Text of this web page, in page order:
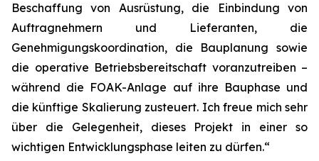
Beschaffung von Ausrüstung, die Einbindung von
Auftragnehmern und Lieferanten, die
Genehmigungskoordination, die Bauplanung sowie
die operative Betriebsbereitschaft voranzutreiben –
während die FOAK-Anlage auf ihre Bauphase und
die künftige Skalierung zusteuert. Ich freue mich sehr
über die Gelegenheit, dieses Projekt in einer so
wichtigen Entwicklungsphase leiten zu dürfen.“